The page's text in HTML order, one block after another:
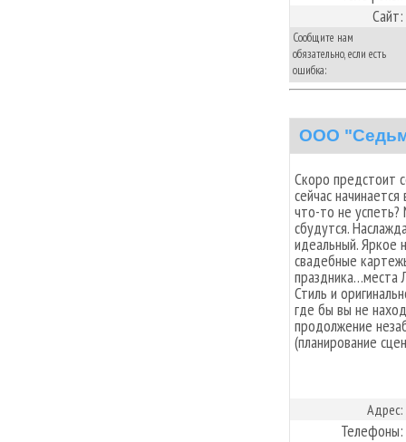
Сайт:
Сообщите нам
обязательно, если есть
ошибка:
ООО
Скоро предстоит
сейчас
что-то не
сбудутся.
идеальный. Яркое
свадебные
праздника…места
Стиль и
где бы вы не
продолжение
(планирование
Адрес:
Телефоны: